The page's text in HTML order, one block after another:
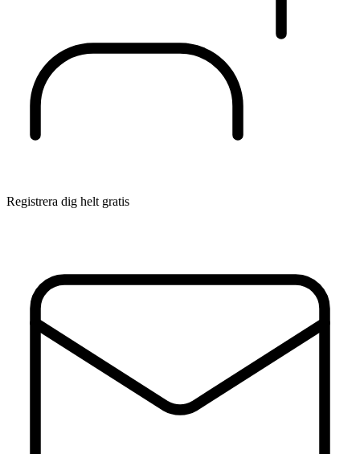
Registrera dig helt gratis